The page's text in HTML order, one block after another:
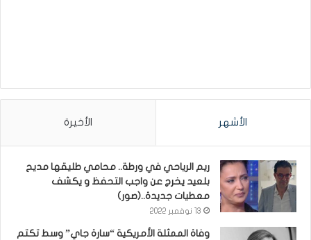
الأشهر الأخيرة
ريم الرياحي في ورطة.. محامي طليقها مديح
بلعيد يخرج عن واجب التحفظ و يكشف
معطيات جديدة..(صور)
13 نوفمبر 2022
وفاة الممثلة الأمريكية “سارة جاي” وسط تكتم